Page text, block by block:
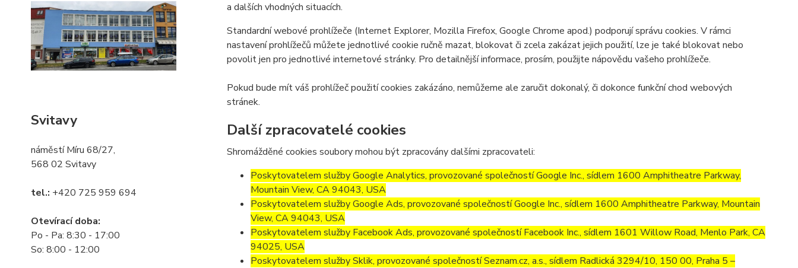
Svitavy
náměstí Míru 68/27,
568 02 Svitavy
tel.: +420 725 959 694
Otevírací doba:
Po - Pa: 8:30 - 17:00
So: 8:00 - 12:00
a dalších vhodných situacích.
Standardní webové prohlížeče (Internet Explorer, Mozilla Firefox, Google Chrome apod.) podporují správu cookies. V rámci
nastavení prohlížečů můžete jednotlivé cookie ručně mazat, blokovat či zcela zakázat jejich použití, lze je také blokovat nebo
povolit jen pro jednotlivé internetové stránky. Pro detailnější informace, prosím, použijte nápovědu vašeho prohlížeče.
Pokud bude mít váš prohlížeč použití cookies zakázáno, nemůžeme ale zaručit dokonalý, či dokonce funkční chod webových
stránek.
Další zpracovatelé cookies
Shromážděné cookies soubory mohou být zpracovány dalšími zpracovateli:
Poskytovatelem služby Google Analytics, provozované společností Google Inc., sídlem 1600 Amphitheatre Parkway,
Mountain View, CA 94043, USA
Poskytovatelem služby Google Ads, provozované společností Google Inc., sídlem 1600 Amphitheatre Parkway, Mountain
View, CA 94043, USA
Poskytovatelem služby Facebook Ads, provozované společností Facebook Inc., sídlem 1601 Willow Road, Menlo Park, CA
94025, USA
Poskytovatelem služby Sklik, provozované společností Seznam.cz, a.s., sídlem Radlická 3294/10, 150 00, Praha 5 –